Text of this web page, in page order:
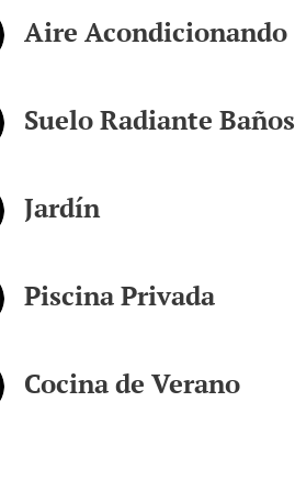
Aire Acondicionando
Suelo Radiante Baños
Jardín
Piscina Privada
Cocina de Verano